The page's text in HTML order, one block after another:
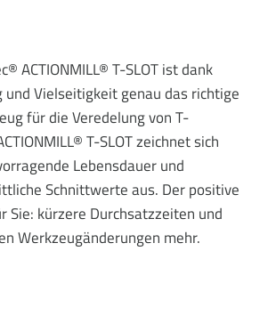
ACTIONMILL® T-SLOT ist dank
und Vielseitigkeit genau das richtige
für die Veredelung von T-
T-SLOT zeichnet sich
Lebensdauer und
Schnittwerte aus. Der positive
Sie: kürzere Durchsatzzeiten und
Werkzeugänderungen mehr.